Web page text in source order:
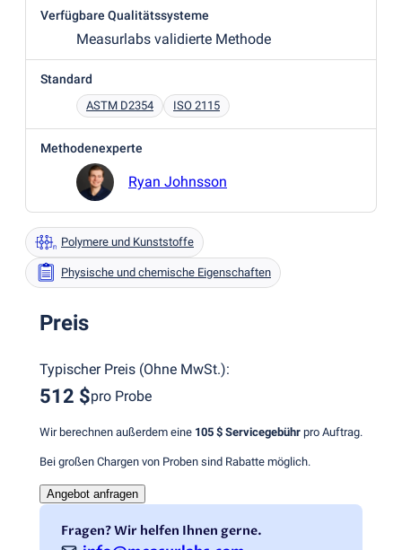
Verfügbare Qualitätssysteme
Measurlabs validierte Methode
Standard
ASTM D2354 ISO 2115
Methodenexperte
Ryan Johnsson
Polymere und Kunststoffe
Physische und chemische Eigenschaften
Preis
Typischer Preis (Ohne MwSt.):
512 $pro Probe
Wir berechnen außerdem eine 105 $ Servicegebühr pro Auftrag.
Bei großen Chargen von Proben sind Rabatte möglich.
Angebot anfragen
Fragen? Wir helfen Ihnen gerne.